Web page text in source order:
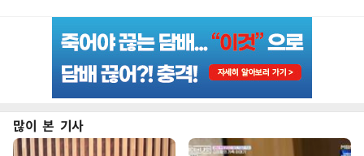
많이 본 기사